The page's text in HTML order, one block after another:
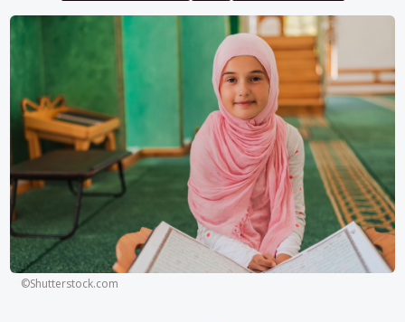
©Shutterstock.com